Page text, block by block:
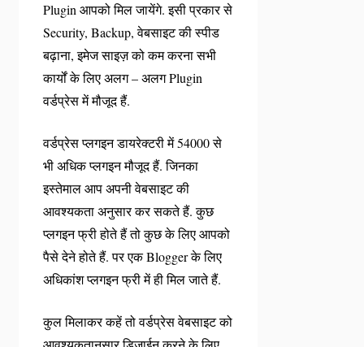
Plugin आपको मिल जायेंगे. इसी प्रकार से
Security, Backup, वेबसाइट की स्पीड
बढ़ाना, इमेज साइज़ को कम करना सभी
कार्यों के लिए अलग – अलग Plugin
वर्डप्रेस में मौजूद हैं.
वर्डप्रेस प्लगइन डायरेक्टरी में 54000 से
भी अधिक प्लगइन मौजूद हैं. जिनका
इस्तेमाल आप अपनी वेबसाइट की
आवश्यकता अनुसार कर सकते हैं. कुछ
प्लगइन फ्री होते हैं तो कुछ के लिए आपको
पैसे देने होते हैं. पर एक Blogger के लिए
अधिकांश प्लगइन फ्री में ही मिल जाते हैं.
कुल मिलाकर कहें तो वर्डप्रेस वेबसाइट को